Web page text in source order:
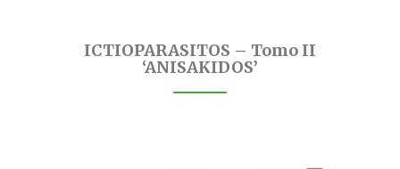
ICTIOPARASITOS – Tomo II
‘ANISAKIDOS’